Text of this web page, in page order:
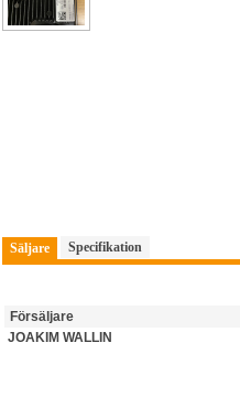
Säljare Specifikation
Försäljare
JOAKIM WALLIN